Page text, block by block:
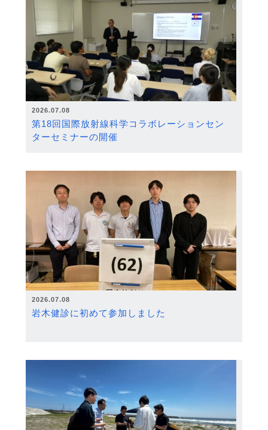
2026.07.08
第18回国際放射線科学コラボレーションセン
ターセミナーの開催
2026.07.08
岩木健診に初めて参加しました